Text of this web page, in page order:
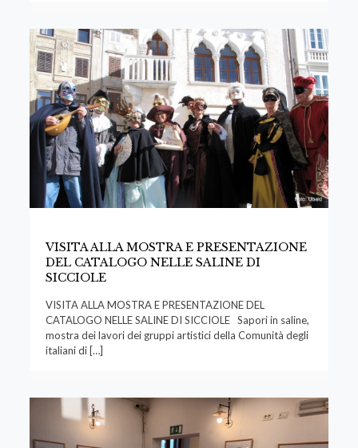
VISITA ALLA MOSTRA E PRESENTAZIONE
DEL CATALOGO NELLE SALINE DI
SICCIOLE
VISITA ALLA MOSTRA E PRESENTAZIONE DEL
CATALOGO NELLE SALINE DI SICCIOLE Sapori in saline,
mostra dei lavori dei gruppi artistici della Comunità degli
italiani di[…]